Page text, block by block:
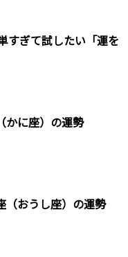
すぎて試したい「運を
かに座）の運勢
（おうし座）の運勢